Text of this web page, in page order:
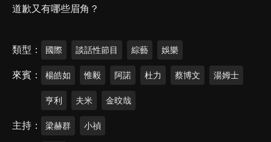
道歉又有哪些眉角？
類型 國際 談話性節目 綜藝 娛樂
來賓 楊皓如 惟毅 阿諾 杜力 蔡博文 湯姆士
亨利 夫米 金旼哉
主持 梁赫群 小禎